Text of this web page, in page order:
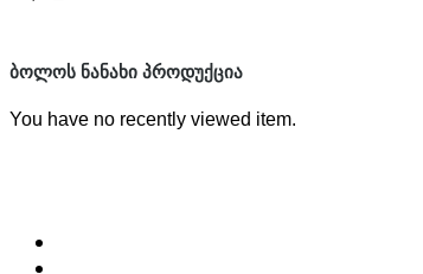
ᲑᲝᲚᲝᲡ ᲜᲐᲜᲐᲮᲘ ᲞᲠᲝᲓᲣᲥᲪᲘᲐ
You have no recently viewed item.